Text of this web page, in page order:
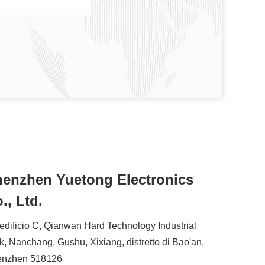
Yuetong Electronics
Ltd.
C, Qianwan Hard Technology Industrial
Nanchang, Gushu, Xixiang, distretto di Bao'an,
518126